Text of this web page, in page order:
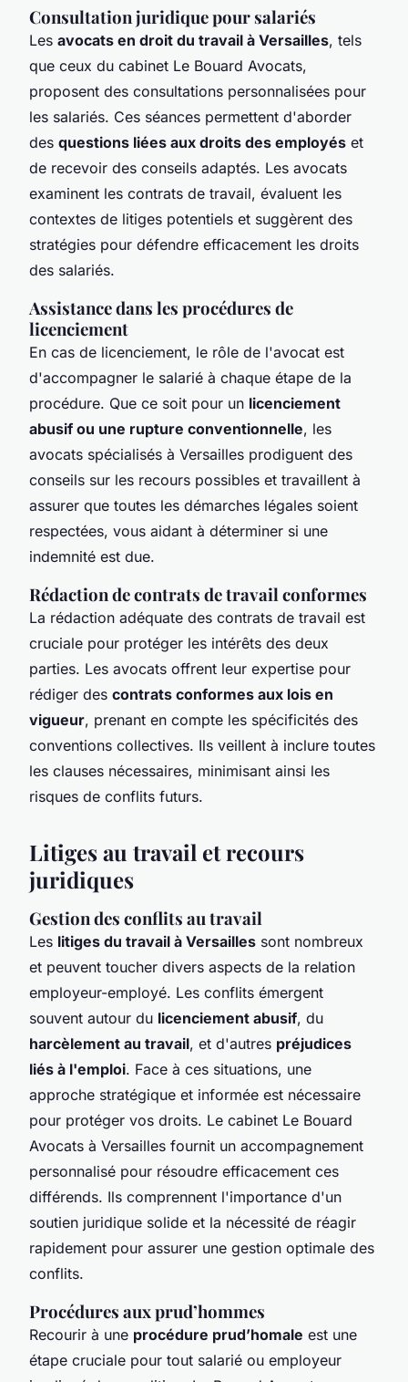
Consultation juridique pour salariés
Les avocats en droit du travail à Versailles, tels
que ceux du cabinet Le Bouard Avocats,
proposent des consultations personnalisées pour
les salariés. Ces séances permettent d'aborder
des questions liées aux droits des employés et
de recevoir des conseils adaptés. Les avocats
examinent les contrats de travail, évaluent les
contextes de litiges potentiels et suggèrent des
stratégies pour défendre efficacement les droits
des salariés.
Assistance dans les procédures de
licenciement
En cas de licenciement, le rôle de l'avocat est
d'accompagner le salarié à chaque étape de la
procédure. Que ce soit pour un licenciement
abusif ou une rupture conventionnelle, les
avocats spécialisés à Versailles prodiguent des
conseils sur les recours possibles et travaillent à
assurer que toutes les démarches légales soient
respectées, vous aidant à déterminer si une
indemnité est due.
Rédaction de contrats de travail conformes
La rédaction adéquate des contrats de travail est
cruciale pour protéger les intérêts des deux
parties. Les avocats offrent leur expertise pour
rédiger des contrats conformes aux lois en
vigueur, prenant en compte les spécificités des
conventions collectives. Ils veillent à inclure toutes
les clauses nécessaires, minimisant ainsi les
risques de conflits futurs.
Litiges au travail et recours
juridiques
Gestion des conflits au travail
Les litiges du travail à Versailles sont nombreux
et peuvent toucher divers aspects de la relation
employeur-employé. Les conflits émergent
souvent autour du licenciement abusif, du
harcèlement au travail, et d'autres préjudices
liés à l'emploi. Face à ces situations, une
approche stratégique et informée est nécessaire
pour protéger vos droits. Le cabinet Le Bouard
Avocats à Versailles fournit un accompagnement
personnalisé pour résoudre efficacement ces
différends. Ils comprennent l'importance d'un
soutien juridique solide et la nécessité de réagir
rapidement pour assurer une gestion optimale des
conflits.
Procédures aux prud’hommes
Recourir à une procédure prud’homale est une
étape cruciale pour tout salarié ou employeur